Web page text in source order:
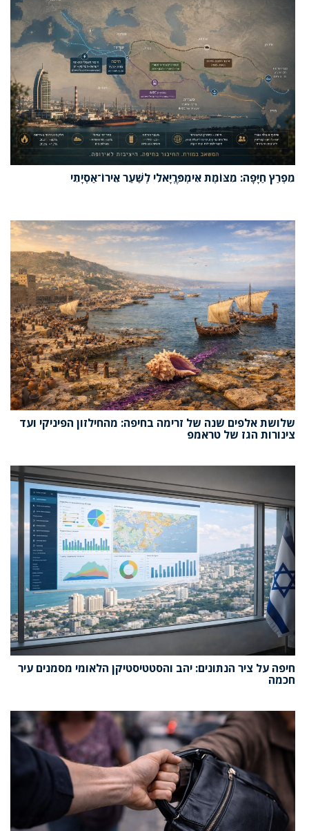
מִפְרַץ חַיָּפָה: מִצּוֹמֶת אִימְפֶּרְיָאלִי לְשַׁעַר אֵירוֹ־אַסְיָתִי
שלושת אלפים שנה של זרימה בחיפה: מהחילזון הפיניקי ועד
צינורות הגז של טראמפ
חיפה על ציר הנתונים: יהב והסטטיסטיקן הלאומי מסמנים עיר
חכמה